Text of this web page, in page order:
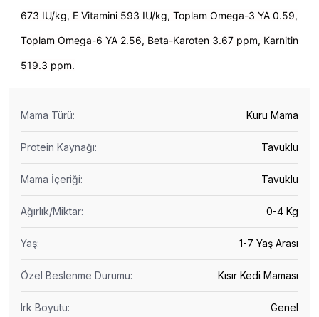
673 IU/kg, E Vitamini 593 IU/kg, Toplam Omega-3 YA 0.59,
Toplam Omega-6 YA 2.56, Beta-Karoten 3.67 ppm, Karnitin
519.3 ppm.
Mama Türü: Kuru Mama
Protein Kaynağı: Tavuklu
Mama İçeriği: Tavuklu
Ağırlık/Miktar: 0-4 Kg
Yaş: 1-7 Yaş Arası
Özel Beslenme Durumu: Kısır Kedi Maması
Irk Boyutu: Genel